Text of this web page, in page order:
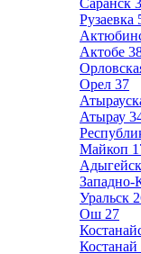
Саранск
Рузаевка
Актобе
Орел 37
Атырау
Майкоп
Адыгейск
Западно-
Уральск
Ош 27
Костанай